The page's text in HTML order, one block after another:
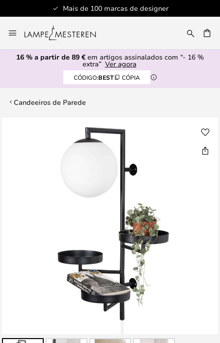
Mais de 100 marcas de designer
para
o
Conteúdo
16 % a partir de 89 € em artigos assinalados com “- 16 %
extra” Ver agora
CÓDIGO:BEST CÓPIA
Candeeiros de Parede